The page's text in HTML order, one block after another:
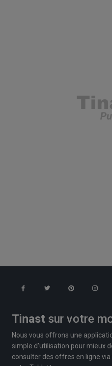
Tinast sur votre
Nous vous offrons une
simple d'utilisation pour mieux
consulter des offres en ligne